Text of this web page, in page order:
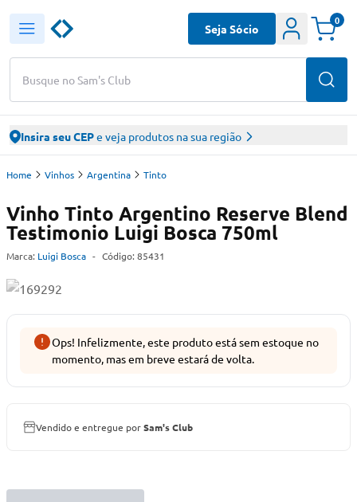
Busque no Sam's Club
Seja Sócio
0
Insira seu CEPe veja produtos na sua região
Home Vinhos Argentina Tinto
Vinho Tinto Argentino Reserve Blend
Testimonio Luigi Bosca 750ml
Marca: Luigi Bosca - Código: 85431
Ops! Infelizmente, este produto está sem estoque no
momento, mas em breve estará de volta.
Vendido e entregue porSam's Club